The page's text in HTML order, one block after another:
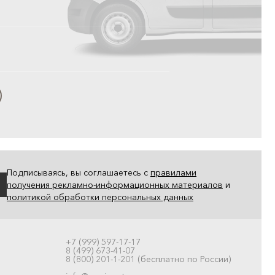
Подписываясь, вы соглашаетесь с правилами
получения рекламно-информационных материалов и
политикой обработки персональных данных
+7 (999) 597-17-17
8 (499) 673-41-07
8 (800) 201-1-201 (бесплатно по России)